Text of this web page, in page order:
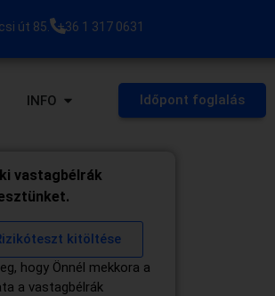
út 85. +36 1 317 0631
INFO Időpont foglalás
vastagbélrák
kitöltése
hogy Önnél mekkora a
a vastagbélrák